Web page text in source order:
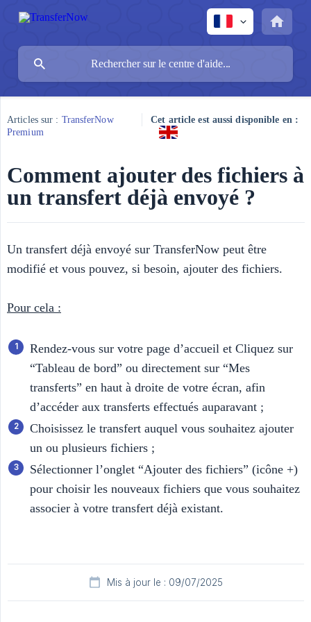
Articles sur : TransferNow
Premium
Cet article est aussi disponible en :
Comment ajouter des fichiers à
un transfert déjà envoyé ?
Un transfert déjà envoyé sur TransferNow peut être
modifié et vous pouvez, si besoin, ajouter des fichiers.
Pour cela :
Rendez-vous sur votre page d’accueil et Cliquez sur
“Tableau de bord” ou directement sur “Mes
transferts” en haut à droite de votre écran, afin
d’accéder aux transferts effectués auparavant ;
Choisissez le transfert auquel vous souhaitez ajouter
un ou plusieurs fichiers ;
Sélectionner l’onglet “Ajouter des fichiers” (icône +)
pour choisir les nouveaux fichiers que vous souhaitez
associer à votre transfert déjà existant.
Mis à jour le : 09/07/2025